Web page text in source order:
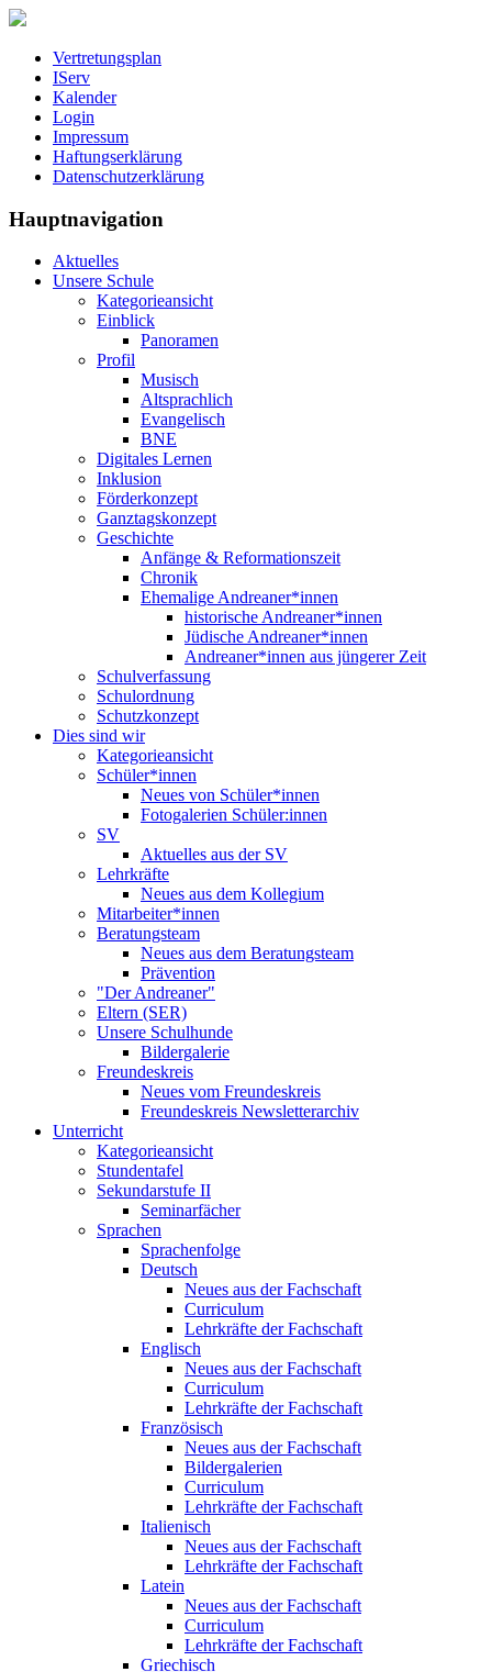
Vertretungsplan
IServ
Kalender
Login
Impressum
Haftungserklärung
Datenschutzerklärung
Hauptnavigation
Aktuelles
Unsere Schule
Kategorieansicht
Einblick
Panoramen
Profil
Musisch
Altsprachlich
Evangelisch
BNE
Digitales Lernen
Inklusion
Förderkonzept
Ganztagskonzept
Geschichte
Anfänge & Reformationszeit
Chronik
Ehemalige Andreaner*innen
historische Andreaner*innen
Jüdische Andreaner*innen
Andreaner*innen aus jüngerer Zeit
Schulverfassung
Schulordnung
Schutzkonzept
Dies sind wir
Kategorieansicht
Schüler*innen
Neues von Schüler*innen
Fotogalerien Schüler:innen
SV
Aktuelles aus der SV
Lehrkräfte
Neues aus dem Kollegium
Mitarbeiter*innen
Beratungsteam
Neues aus dem Beratungsteam
Prävention
"Der Andreaner"
Eltern (SER)
Unsere Schulhunde
Bildergalerie
Freundeskreis
Neues vom Freundeskreis
Freundeskreis Newsletterarchiv
Unterricht
Kategorieansicht
Stundentafel
Sekundarstufe II
Seminarfächer
Sprachen
Sprachenfolge
Deutsch
Neues aus der Fachschaft
Curriculum
Lehrkräfte der Fachschaft
Englisch
Neues aus der Fachschaft
Curriculum
Lehrkräfte der Fachschaft
Französisch
Neues aus der Fachschaft
Bildergalerien
Curriculum
Lehrkräfte der Fachschaft
Italienisch
Neues aus der Fachschaft
Lehrkräfte der Fachschaft
Latein
Neues aus der Fachschaft
Curriculum
Lehrkräfte der Fachschaft
Griechisch